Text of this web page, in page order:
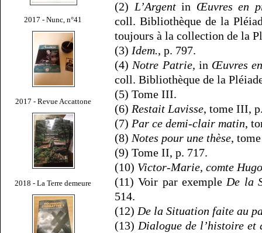
2017 - Nunc, n°41
2017 - Revue Accattone
2018 - La Terre demeure
(2) L’Argentin Œuvres en
coll. Bibliothèque de la
toujours à la collection de la
(3) Idem., p. 797.
(4) Notre Patrie, in Œuvres
coll. Bibliothèque de la
(5) Tome III.
(6) Restait Lavisse, tome III,
(7) Par ce demi-clair matin,
(8) Notes pour une thèse,
(9) Tome II, p. 717.
(10) Victor-Marie, comte Hugo
(11) Voir par exemple De la
514.
(12) De la Situation faite au
(13) Dialogue de l’histoire et